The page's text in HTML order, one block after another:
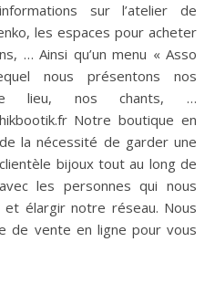
sur l’atelier de
les espaces pour acheter
… Ainsi qu’un menu « Asso
nous présentons nos
lieu, nos chants, …
Notre boutique en
la nécessité de garder une
bijoux tout au long de
les personnes qui nous
élargir notre réseau. Nous
de vente en ligne pour vous